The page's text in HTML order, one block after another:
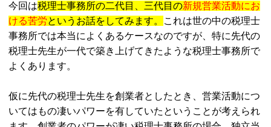
今回は税理士事務所の二代目、三代目の新規営業活動にお
ける苦労というお話をしてみます。
これは世の中の税理士
事務所では本当によくあるケースなのですが、特に先代の
税理士先生が一代で築き上げてきたような税理士事務所で
よくあります。
仮に先代の税理士先生を創業者としたとき、営業活動につ
いてはもの凄いパワーを有していたということが考えられ